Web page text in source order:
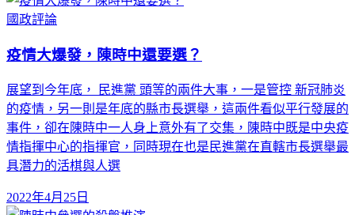
國政評論
疫情大爆發，陳時中還要選？
展望到今年底， 民進黨 頭等的兩件大事，一是管控 新冠肺炎
的疫情，另一則是年底的縣市長選舉，這兩件看似平行發展的
事件，卻在陳時中一人身上意外有了交集，陳時中既是中央疫
情指揮中心的指揮官，同時現在也是民進黨在直轄市長選舉最
具潛力的活棋與人選
2022年4月25日